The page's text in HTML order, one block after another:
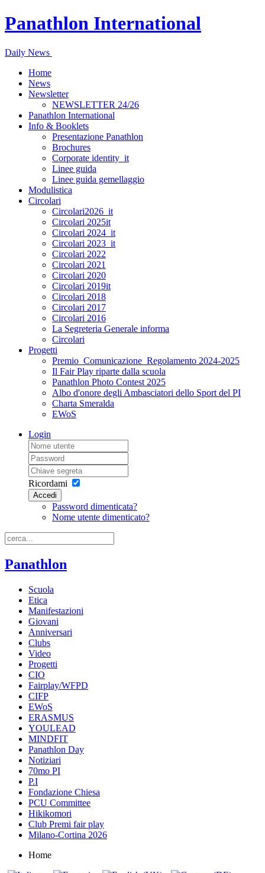
Panathlon International
Daily News
Home
News
Newsletter
NEWSLETTER 24/26
Panathlon International
Info & Booklets
Presentazione Panathlon
Brochures
Corporate identity_it
Linee guida
Linee guida gemellaggio
Modulistica
Circolari
Circolari2026_it
Circolari 2025it
Circolari 2024_it
Circolari 2023_it
Circolari 2022
Circolari 2021
Circolari 2020
Circolari 2019it
Circolari 2018
Circolari 2017
Circolari 2016
La Segreteria Generale informa
Circolari
Progetti
Premio_Comunicazione_Regolamento 2024-2025
Il Fair Play riparte dalla scuola
Panathlon Photo Contest 2025
Albo d'onore degli Ambasciatori dello Sport del PI
Charta Smeralda
EWoS
Login
Ricordami
Accedi
Password dimenticata?
Nome utente dimenticato?
Panathlon
Scuola
Etica
Manifestazioni
Giovani
Anniversari
Clubs
Video
Progetti
CIO
Fairplay/WFPD
CIFP
EWoS
ERASMUS
YOULEAD
MINDFIT
Panathlon Day
Notiziari
70mo PI
P.I
Fondazione Chiesa
PCU Committee
Hikikomori
Club Premi fair play
Milano-Cortina 2026
Home